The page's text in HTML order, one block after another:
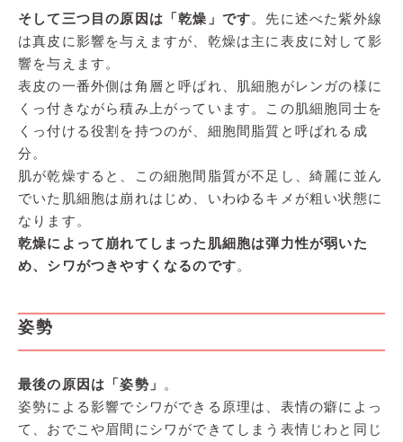
そして三つ目の原因は「乾燥」です。先に述べた紫外線
は真皮に影響を与えますが、乾燥は主に表皮に対して影
響を与えます。
表皮の一番外側は角層と呼ばれ、肌細胞がレンガの様に
くっ付きながら積み上がっています。この肌細胞同士を
くっ付ける役割を持つのが、細胞間脂質と呼ばれる成
分。
肌が乾燥すると、この細胞間脂質が不足し、綺麗に並ん
でいた肌細胞は崩れはじめ、いわゆるキメが粗い状態に
なります。
乾燥によって崩れてしまった肌細胞は弾力性が弱いた
め、シワがつきやすくなるのです。
姿勢
最後の原因は「姿勢」 。
姿勢による影響でシワができる原理は、表情の癖によっ
て、おでこや眉間にシワができてしまう表情じわと同じ